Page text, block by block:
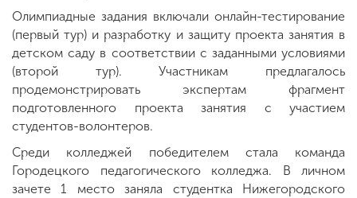
Олимпиадные задания включали онлайн-тестирование
(первый тур) и разработку и защиту проекта занятия в
детском саду в соответствии с заданными условиями
(второй тур). Участникам предлагалось
продемонстрировать экспертам фрагмент
подготовленного проекта занятия с участием
студентов-волонтеров.
Среди колледжей победителем стала команда
Городецкого педагогического колледжа. В личном
зачете 1 место заняла студентка Нижегородского